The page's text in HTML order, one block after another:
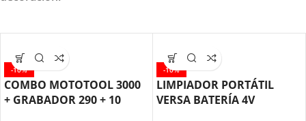
-10%
COMBO MOTOTOOL 3000
+ GRABADOR 290 + 10
-10%
LIMPIADOR PORTÁTIL
VERSA BATERÍA 4V